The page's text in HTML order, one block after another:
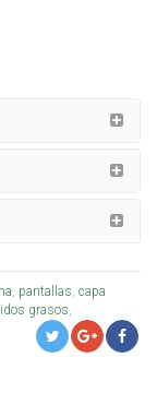
pantallas capa
grasos